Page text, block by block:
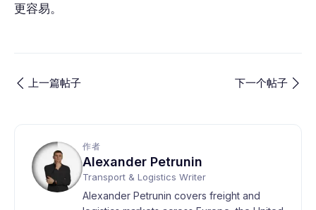
更容易。
上一篇帖子 下一个帖子
作者
Alexander Petrunin
Transport & Logistics Writer
Alexander Petrunin covers freight and